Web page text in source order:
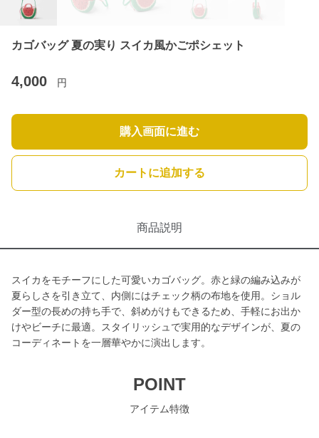
カゴバッグ 夏の実り スイカ風かごポシェット
4,000 円
購入画面に進む
カートに追加する
商品説明
スイカをモチーフにした可愛いカゴバッグ。赤と緑の編み込みが
夏らしさを引き立て、内側にはチェック柄の布地を使用。ショル
ダー型の長めの持ち手で、斜めがけもできるため、手軽にお出か
けやビーチに最適。スタイリッシュで実用的なデザインが、夏の
コーディネートを一層華やかに演出します。
POINT
アイテム特徴